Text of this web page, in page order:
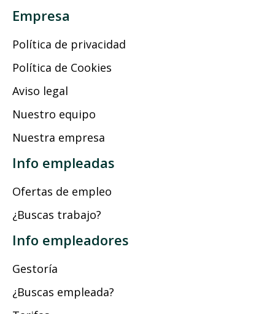
Empresa
Política de privacidad
Política de Cookies
Aviso legal
Nuestro equipo
Nuestra empresa
Info empleadas
Ofertas de empleo
¿Buscas trabajo?
Info empleadores
Gestoría
¿Buscas empleada?